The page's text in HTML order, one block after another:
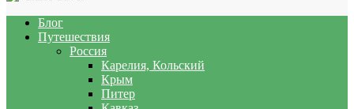
Блог
Путешествия
Россия
Карелия, Кольский
Крым
Питер